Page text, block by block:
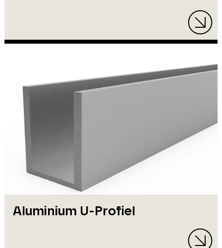
Aluminium U-Profiel